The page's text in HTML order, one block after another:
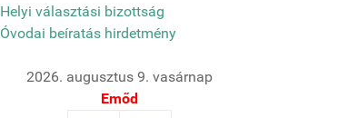
Helyi választási bizottság
Óvodai beíratás hirdetmény
2026. augusztus 9. vasárnap
Emőd